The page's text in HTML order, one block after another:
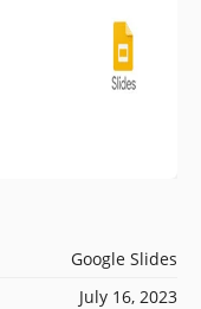
Google Slides
July 16, 2023